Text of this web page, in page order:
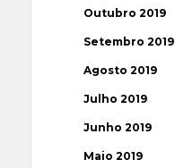
Outubro 2019
Setembro 2019
Agosto 2019
Julho 2019
Junho 2019
Maio 2019